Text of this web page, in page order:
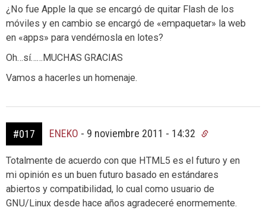
¿No fue Apple la que se encargó de quitar Flash de los
móviles y en cambio se encargó de «empaquetar» la web
en «apps» para vendérnosla en lotes?
Oh…sí……MUCHAS GRACIAS
Vamos a hacerles un homenaje.
#017 ENEKO - 9 noviembre 2011 - 14:32
Totalmente de acuerdo con que HTML5 es el futuro y en
mi opinión es un buen futuro basado en estándares
abiertos y compatibilidad, lo cual como usuario de
GNU/Linux desde hace años agradeceré enormemente.